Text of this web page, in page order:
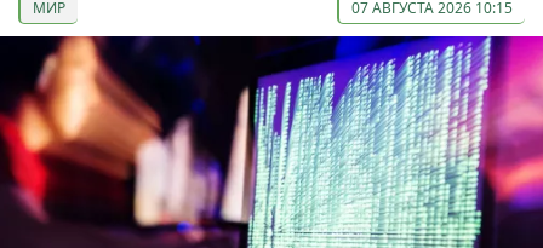
МИР 07 АВГУСТА 2026 10:15